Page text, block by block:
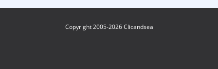
Copyright 2005-2026 Clicandsea